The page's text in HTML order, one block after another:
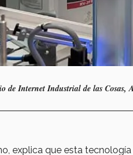
de Internet Industrial de las Cosas,
explica que esta